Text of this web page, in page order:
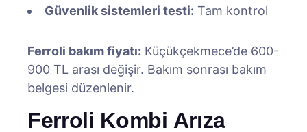
Güvenlik sistemleri testi: Tam kontrol
Ferroli bakım fiyatı: Küçükçekmece’de 600-
900 TL arası değişir. Bakım sonrası bakım
belgesi düzenlenir.
Ferroli Kombi Arıza